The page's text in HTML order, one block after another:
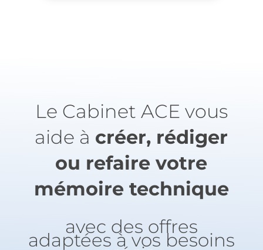
Le Cabinet ACE vous
aide à créer, rédiger
ou refaire votre
mémoire technique
avec des offres
adaptées à vos besoins